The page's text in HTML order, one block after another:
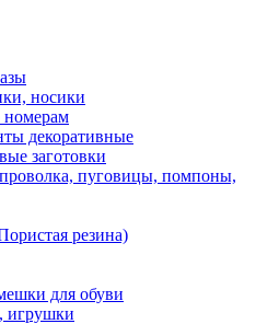
носики
декоративные
заготовки
пуговицы, помпоны,
резина)
для обуви
игрушки